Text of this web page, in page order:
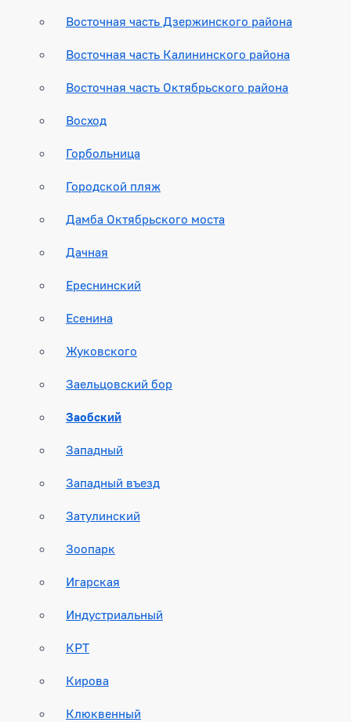
Восточная часть Дзержинского района
Восточная часть Калининского района
Восточная часть Октябрьского района
Восход
Горбольница
Городской пляж
Дамба Октябрьского моста
Дачная
Ереснинский
Есенина
Жуковского
Заельцовский бор
Заобский
Западный
Западный въезд
Затулинский
Зоопарк
Игарская
Индустриальный
КРТ
Кирова
Клюквенный